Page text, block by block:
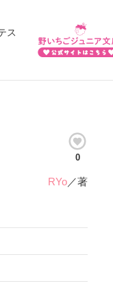
ス
0
RYo／著